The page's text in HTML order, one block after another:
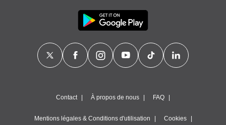
Contact À propos de nous FAQ
Mentions légales & Conditions d'utilisation Cookies